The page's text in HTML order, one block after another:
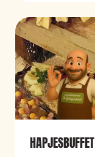
HAPJESBUFFET